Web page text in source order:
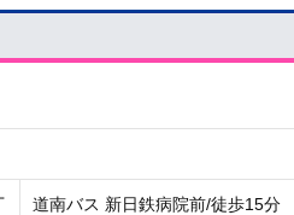
道南バス 新日鉄病院前/徒歩15分